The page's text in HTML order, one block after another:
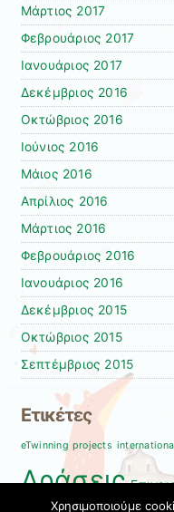
Μάρτιος 2017
Φεβρουάριος 2017
Ιανουάριος 2017
Δεκέμβριος 2016
Οκτώβριος 2016
Ιούνιος 2016
Μάιος 2016
Απρίλιος 2016
Μάρτιος 2016
Φεβρουάριος 2016
Ιανουάριος 2016
Δεκέμβριος 2015
Οκτώβριος 2015
Σεπτέμβριος 2015
Ετικέτες
eTwinning projects
Δράσεις
Χρησιμοποιούμε